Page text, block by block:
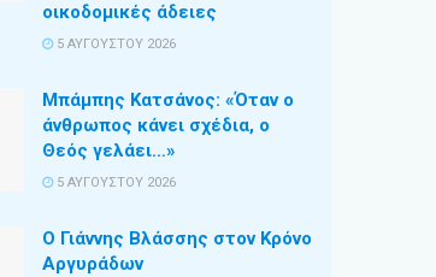
οικοδομικές άδειες
5 ΑΥΓΟΎΣΤΟΥ 2026
Μπάμπης Κατσάνος: «Όταν ο
άνθρωπος κάνει σχέδια, ο
Θεός γελάει…»
5 ΑΥΓΟΎΣΤΟΥ 2026
Ο Γιάννης Βλάσσης στον Κρόνο
Αργυράδων